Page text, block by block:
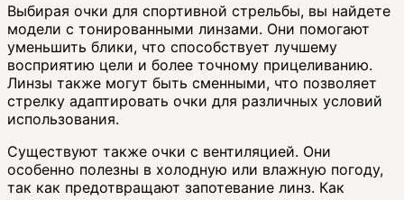
Выбирая очки для спортивной стрельбы, вы найдете
модели с тонированными линзами. Они помогают
уменьшить блики, что способствует лучшему
восприятию цели и более точному прицеливанию.
Линзы также могут быть сменными, что позволяет
стрелку адаптировать очки для различных условий
использования.
Существуют также очки с вентиляцией. Они
особенно полезны в холодную или влажную погоду,
так как предотвращают запотевание линз. Как